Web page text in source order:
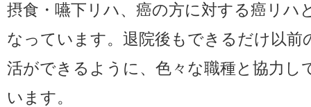
摂食・嚥下リハ、癌の方に対する癌リハ
なっています。退院後もできるだけ以前
活ができるように、色々な職種と協力し
います。